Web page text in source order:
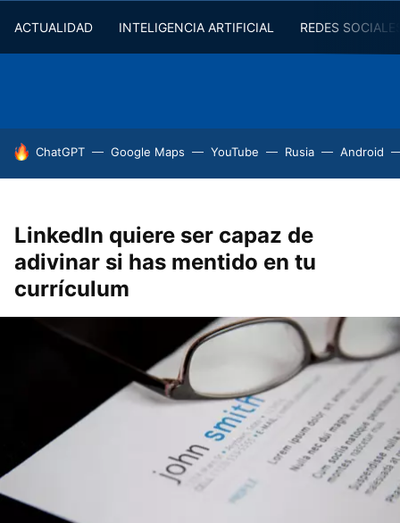
ACTUALIDAD INTELIGENCIA ARTIFICIAL REDES
HOY SE HABLA DE
ChatGPT Google Maps YouTube Rusia Android
LinkedIn quiere ser capaz de
adivinar si has mentido en tu
currículum